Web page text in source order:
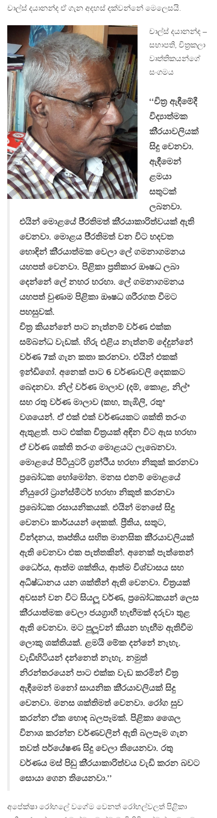
චාල්ස් දයානන්ද ඒ ගැන අදහස් දක්වන්නේ මෙලෙසයි.
චාල්ස් දයානන්ද –
සභාපති, චිත‍්‍රකලා
වෘත්තිකයන්ගේ
සංගමය
‘‘චිත‍්‍ර ඇඳීමේදී
විද්‍යාත්මක
කි‍්‍රයාවලියක්
සිදු වෙනවා.
ඇඳීමෙන්
ළමයා
සතුටක්
ලබනවා.
එයින් මොළයේ පී‍්‍රතිමත් කි‍්‍රයාකාරිත්වයක් ඇති
වෙනවා. මොළය පී‍්‍රතිමත් වන විට හදවත
හොඳින් කි‍්‍රයාත්මක වෙලා ලේ ගමනාගමනය
යහපත් වෙනවා. පිළිකා ප‍්‍රතිකාර ඖෂධ ලබා
දෙන්නේ ලේ නහර හරහා. ලේ ගමනාගමනය
යහපත් වුණාම පිළිකා ඖෂධ ශරීරගත වීමට
පහසුවක්.
චිත‍්‍ර කියන්නේ පාට නැත්නම් වර්ණ එක්ක
සම්බන්ධ වැඩක්. හිරු එළිය නැත්නම් දේදුන්නේ
වර්ණ 7ක් ගැන කතා කරනවා. එයින් එකක්
ඉන්ඩිගෝ. අනෙක් පාට 6 වර්ණාවලි දෙකකට
බෙදනවා. නිල් වර්ණ මාලාව (දම්, කොළ, නිල්*
සහ රතු වර්ණ මාලාව (කහ, තැඹිලි, රතු*
වශයෙන්. ඒ එක් එක් වර්ණයකට ශක්ති තරංග
ඇතුළත්. පාට එක්ක චිත‍්‍රයක් අඳින විට ඇස හරහා
ඒ වර්ණ ශක්ති තරංග මොළයට ලැබෙනවා.
මොළයේ පිටියුටරි ග‍්‍රන්ථිය හරහා නිකුක් කරනවා
ප‍්‍රබෝධක හෝමෝන. මනස එනම් මොළයේ
නියුරෝ ට‍්‍රාන්ස්මීටර් හරහා නිකුත් කරනවා
ප‍්‍රබෝධක රසායනිකයක්. එයින් මනසේ සිදු
වෙනවා කාර්යයන් දෙකක්. ප‍්‍රීතිය, සතුට,
වින්දනය, තෘප්තිය සහිත මානසික කි‍්‍රයාවලියක්
ඇති වෙනවා එක පැත්තකින්. අනෙක් පැත්තෙන්
ධෛර්ය, ආත්ම ශක්තිය, ආත්ම විශ්වාසය සහ
අධිෂ්ධානය යන ශක්තීන් ඇති වෙනවා. චිත‍්‍රයක්
අවසන් වන විට සියලූ වර්ණ, ප‍්‍රබෝධකයන් ලෙස
කි‍්‍රයාත්මක වෙලා ජයග‍්‍රාහී හැඟීමක් දරුවා තුළ
ඇති වෙනවා. මට පුලූවන් කියන හැඟීම ඇතිවීම
ලොකු ශක්තියක්. ළමයි මේක දන්නේ නැහැ.
වැඩිහිටියන් දන්නෙත් නැහැ. නමුත්
නිරන්තරයෙන් පාට එක්ක වැඩ කරමින් චිත‍්‍ර
ඇඳීමෙන් මනෝ සායනික කි‍්‍රයාවලියක් සිදු
වෙනවා. මනස ශක්තිමත් වෙනවා. රෝග සුව
කරන්න ඒක හොඳ බලපෑමක්. පිළිකා ශෛල
විනාශ කරන්න වර්ණවලින් ඇති බලපෑම ගැන
තවත් පර්යේෂණ සිදු වෙලා තියෙනවා. රතු
වර්ණය මස් පිඩු කි‍්‍රයාකාරිත්වය වැඩි කරන බවට
සොයා ගෙන තියෙනවා.’’
අපේක්ෂා රෝහලේ වගේම වෙනත් රෝහල්වලත් පිළිකා